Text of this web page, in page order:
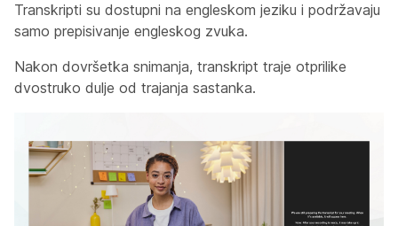
Transkripti su dostupni na engleskom jeziku i podržavaju
samo prepisivanje engleskog zvuka.
Nakon dovršetka snimanja, transkript traje otprilike
dvostruko dulje od trajanja sastanka.